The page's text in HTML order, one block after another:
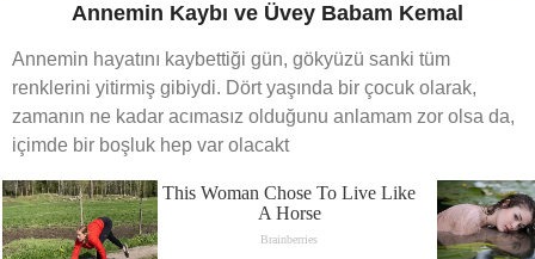
Annemin Kaybı ve Üvey Babam Kemal
Annemin hayatını kaybettiği gün, gökyüzü sanki tüm
renklerini yitirmiş gibiydi. Dört yaşında bir çocuk olarak,
zamanın ne kadar acımasız olduğunu anlamam zor olsa da,
içimde bir boşluk hep var olacakt